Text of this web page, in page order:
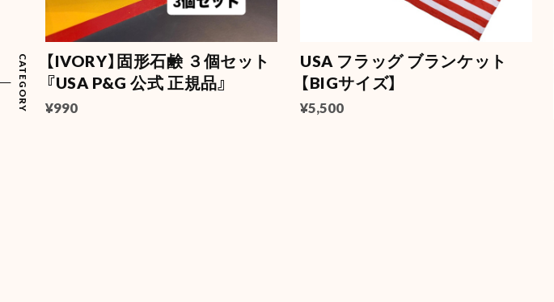
CATEGORY
【IVORY】固形石鹸 ３個セット
『USA P&G 公式 正規品』
¥990
USA フラッグ ブランケット
【BIGサイズ】
¥5,500